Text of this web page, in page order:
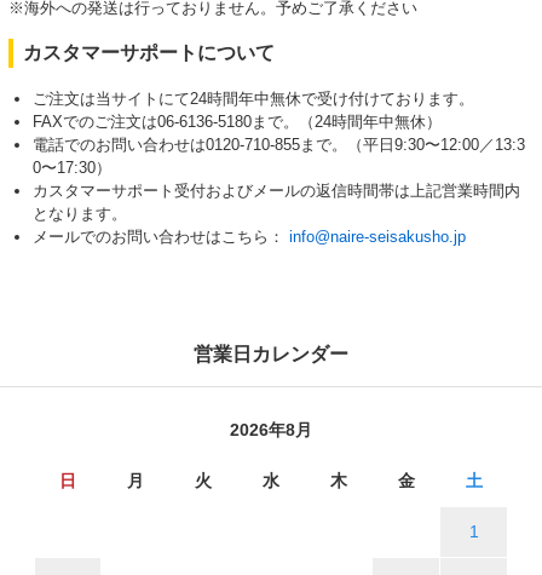
※海外への発送は行っておりません。予めご了承ください
カスタマーサポートについて
ご注文は当サイトにて24時間年中無休で受け付けております。
FAXでのご注文は06-6136-5180まで。（24時間年中無休）
電話でのお問い合わせは0120-710-855まで。（平日9:30〜12:00／13:3
0〜17:30）
カスタマーサポート受付およびメールの返信時間帯は上記営業時間内
となります。
メールでのお問い合わせはこちら： info@naire-seisakusho.jp
営業日カレンダー
2026年8月
日 月 火 水 木 金 土
1